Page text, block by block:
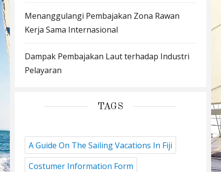
Menanggulangi Pembajakan Zona Rawan
Kerja Sama Internasional
Dampak Pembajakan Laut terhadap Industri
Pelayaran
TAGS
A Guide On The Sailing Vacations In Fiji
Costumer Information Form